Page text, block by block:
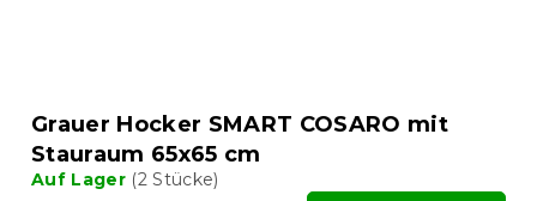
Grauer Hocker SMART COSARO mit
Stauraum 65x65 cm
Auf Lager (2 Stücke)